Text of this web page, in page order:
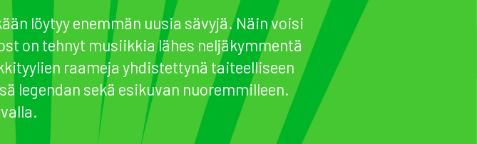
löytyy enemmän uusia sävyjä. Näin voisi
on tehnyt musiikkia lähes neljäkymmentä
raameja yhdistettynä taiteelliseen
legendan sekä esikuvan nuoremmilleen.